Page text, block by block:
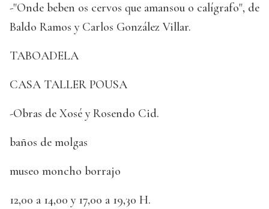
-"Onde beben os cervos que amansou o calígrafo", de
Baldo Ramos y Carlos González Villar.
TABOADELA
CASA TALLER POUSA
-Obras de Xosé y Rosendo Cid.
baños de molgas
museo moncho borrajo
12,00 a 14,00 y 17,00 a 19,30 H.